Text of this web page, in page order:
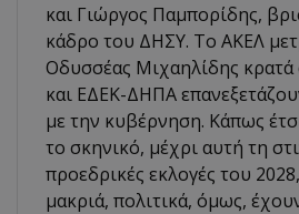
και Γιώργος Παμπορίδης,
κάδρο του ΔΗΣΥ. Το ΑΚΕΛ
Οδυσσέας Μιχαηλίδης κρατά
και ΕΔΕΚ-ΔΗΠΑ
με την κυβέρνηση. Κάπως
το σκηνικό, μέχρι αυτή τη
προεδρικές εκλογές του
μακριά, πολιτικά, όμως,